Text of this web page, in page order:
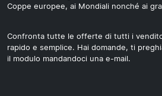
Coppe europee, ai Mondiali nonché ai
Confronta tutte le offerte di tutti i
rapido e semplice. Hai domande, ti
il modulo mandandoci una e-mail.